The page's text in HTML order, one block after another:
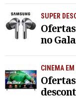
SUPER
Ofertas
no
CINEMA EM